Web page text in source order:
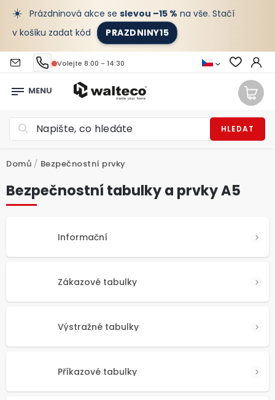
☀️ Prázdninová akce se slevou –15 % na vše. Stačí
v košíku zadat kód
PRAZDNINY15
Volejte 8:00 - 14:30
HLEDAT
Domů / Bezpečnostní prvky
Bezpečnostní tabulky a prvky A5
Informační
Zákazové tabulky
Výstražné tabulky
Příkazové tabulky